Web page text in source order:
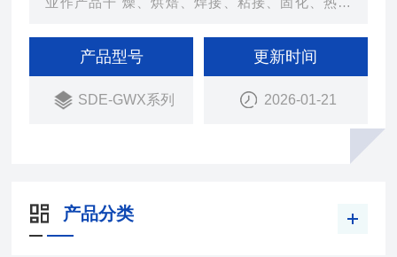
产品型号
SDE-GWX系列
更新时间
2026-01-21
产品分类